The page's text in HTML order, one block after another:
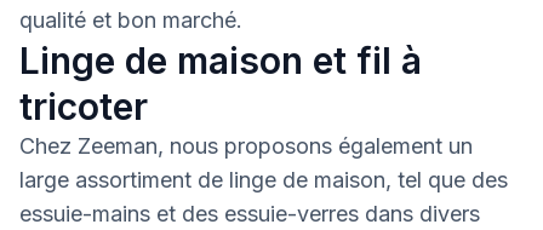
qualité et bon marché.
Linge de maison et fil à
tricoter
Chez Zeeman, nous proposons également un
large assortiment de linge de maison, tel que des
essuie-mains et des essuie-verres dans divers